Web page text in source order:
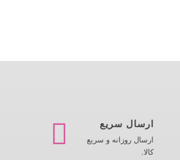
ارسال سریع
ارسال روزانه و سریع
کالا.